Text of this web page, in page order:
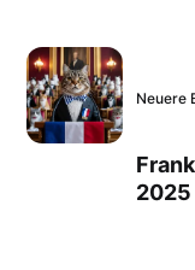
Neuere
2025